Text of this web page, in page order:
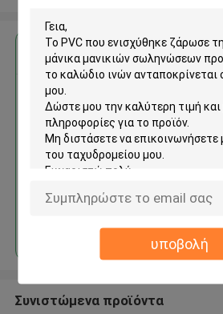
υποβολή
Αποκτήστε την
Το PVC που
ζάρωσε την
μανικιών
Συνιστώμενα προϊόντα